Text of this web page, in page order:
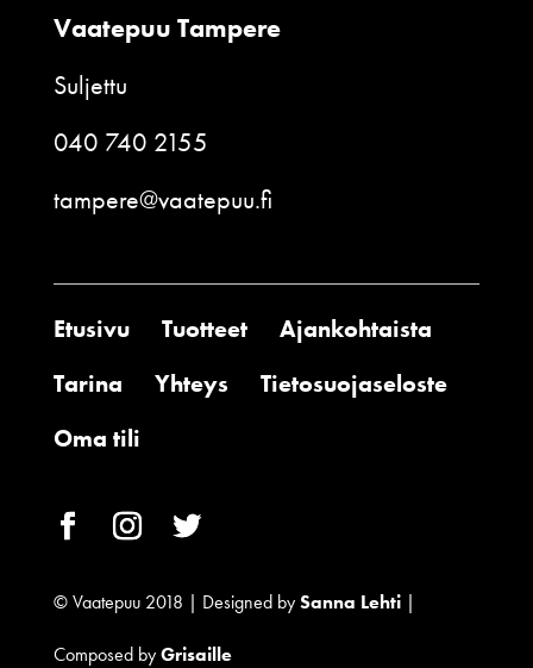
Vaatepuu Tampere
Suljettu
040 740 2155
tampere@vaatepuu.fi
Etusivu Tuotteet
Ajankohtaista
Tarina
Yhteys
Tietosuojaseloste
Oma tili
© Vaatepuu 2018 | Designed bySanna Lehti|
Composed byGrisaille